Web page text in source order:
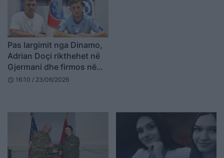
Pas largimit nga Dinamo,
Adrian Doçi rikthehet në
Gjermani dhe firmos në
kategorinë e pestë
schedule 16:10 / 23/06/2026